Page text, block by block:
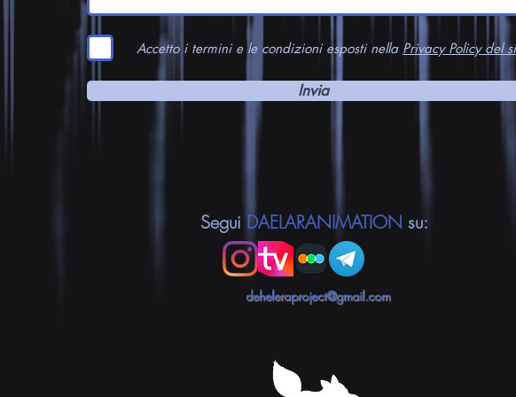
Accetto i termini e le condizioni esposti nella Privacy Policy del
Invia
Segui DAELARANIMATION su:
deheleraproject@gmail.com